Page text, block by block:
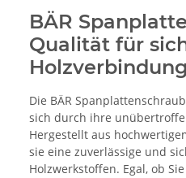
BÄR
Qualität für
Die BÄR
sich durch ihre
Hergestellt aus
sie eine zuverlässige und
Holzwerkstoffen. Egal, ob